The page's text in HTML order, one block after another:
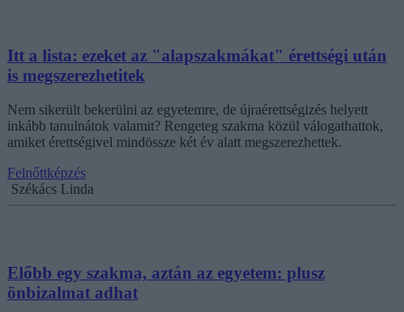
Itt a lista: ezeket az "alapszakmákat" érettségi után
is megszerezhetitek
Nem sikerült bekerülni az egyetemre, de újraérettségizés helyett
inkább tanulnátok valamit? Rengeteg szakma közül válogathattok,
amiket érettségivel mindössze két év alatt megszerezhettek.
Felnőttképzés
Székács Linda
Előbb egy szakma, aztán az egyetem: plusz
önbizalmat adhat